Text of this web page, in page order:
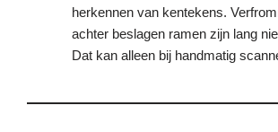
herkennen van kentekens.
achter beslagen ramen zijn lang
Dat kan alleen bij handmatig